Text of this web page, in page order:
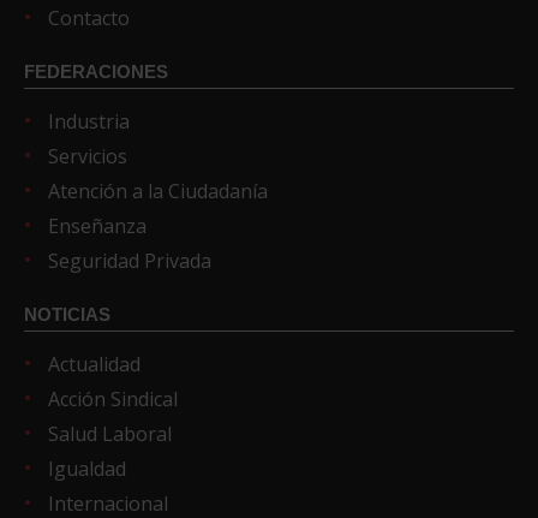
Contacto
FEDERACIONES
Industria
Servicios
Atención a la Ciudadanía
Enseñanza
Seguridad Privada
NOTICIAS
Actualidad
Acción Sindical
Salud Laboral
Igualdad
Internacional